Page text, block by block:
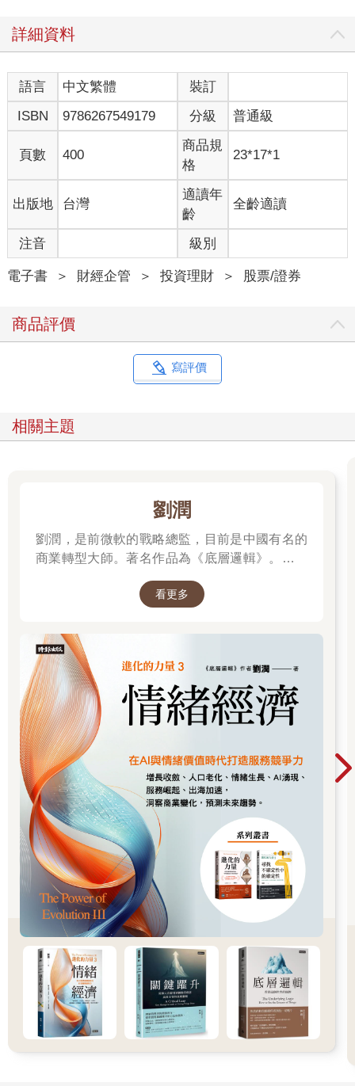
詳細資料
語言 中文繁體
裝訂
ISBN
9786267549179 分級 普通級
頁數 400
商品規
格
23*17*1
出版地 台灣
適讀年
齡
全齡適讀
注音 級別
電子書 ＞ 財經企管 ＞ 投資理財 ＞ 股票/證券
商品評價
寫評價
相關主題
劉潤
劉潤，是前微軟的戰略總監，目前是中國有名的
商業轉型大師。著名作品為《底層邏輯》。唯有
的世界中，認清所有真相！
看更多